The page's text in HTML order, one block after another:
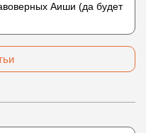
Аиши (да будет